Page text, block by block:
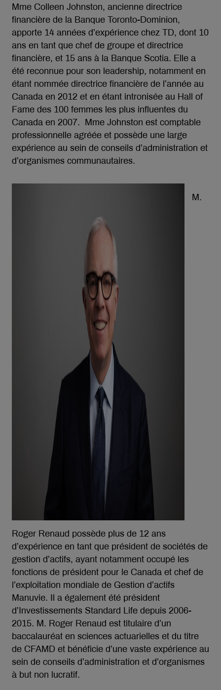
Mme Colleen Johnston, ancienne directrice
financière de la Banque Toronto-Dominion,
apporte 14 années d’expérience chez TD, dont 10
ans en tant que chef de groupe et directrice
financière, et 15 ans à la Banque Scotia. Elle a
été reconnue pour son leadership, notamment en
étant nommée directrice financière de l’année au
Canada en 2012 et en étant intronisée au Hall of
Fame des 100 femmes les plus influentes du
Canada en 2007. Mme Johnston est comptable
professionnelle agréée et possède une large
expérience au sein de conseils d’administration et
d’organismes communautaires.
M.
Roger Renaud possède plus de 12 ans
d’expérience en tant que président de sociétés de
gestion d’actifs, ayant notamment occupé les
fonctions de président pour le Canada et chef de
l’exploitation mondiale de Gestion d’actifs
Manuvie. Il a également été président
d’Investissements Standard Life depuis 2006-
2015. M. Roger Renaud est titulaire d’un
baccalauréat en sciences actuarielles et du titre
de CFAMD et bénéficie d’une vaste expérience au
sein de conseils d’administration et d’organismes
à but non lucratif.